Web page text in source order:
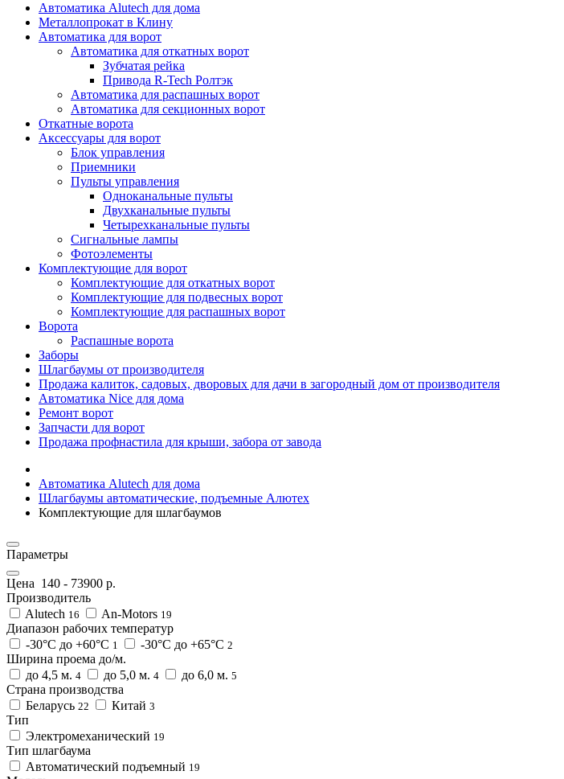
Автоматика Alutech для дома
Металлопрокат в Клину
Автоматика для ворот
Автоматика для откатных ворот
Зубчатая рейка
Привода R-Tech Ролтэк
Автоматика для распашных ворот
Автоматика для секционных ворот
Откатные ворота
Аксессуары для ворот
Блок управления
Приемники
Пульты управления
Одноканальные пульты
Двухканальные пульты
Четырехканальные пульты
Сигнальные лампы
Фотоэлементы
Комплектующие для ворот
Комплектующие для откатных ворот
Комплектующие для подвесных ворот
Комплектующие для распашных ворот
Ворота
Распашные ворота
Заборы
Шлагбаумы от производителя
Продажа калиток, садовых, дворовых для дачи в загородный дом от производителя
Автоматика Nice для дома
Ремонт ворот
Запчасти для ворот
Продажа профнастила для крыши, забора от завода
Автоматика Alutech для дома
Шлагбаумы автоматические, подъемные Алютех
Комплектующие для шлагбаумов
Параметры
Цена 140 - 73900 р.
Производитель
Alutech 16 An-Motors 19
Диапазон рабочих температур
-30°C до +60°C 1 -30°C до +65°C 2
Ширина проема до/м.
до 4,5 м. 4 до 5,0 м. 4 до 6,0 м. 5
Страна производства
Беларусь 22 Китай 3
Тип
Электромеханический 19
Тип шлагбаума
Автоматический подъемный 19